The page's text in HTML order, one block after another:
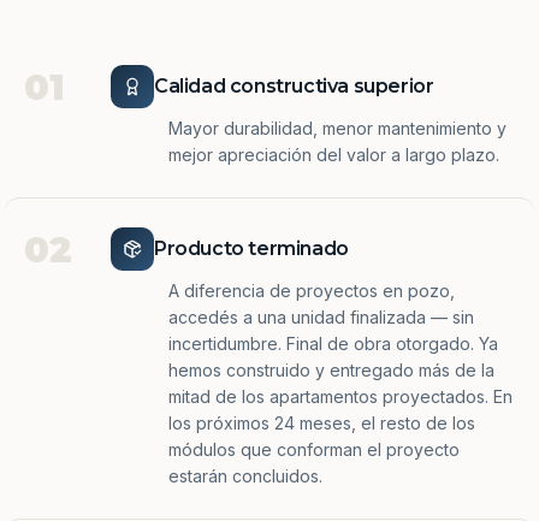
01 Calidad constructiva superior
Mayor durabilidad, menor mantenimiento y
mejor apreciación del valor a largo plazo.
02 Producto terminado
A diferencia de proyectos en pozo,
accedés a una unidad finalizada — sin
incertidumbre. Final de obra otorgado. Ya
hemos construido y entregado más de la
mitad de los apartamentos proyectados. En
los próximos 24 meses, el resto de los
módulos que conforman el proyecto
estarán concluidos.